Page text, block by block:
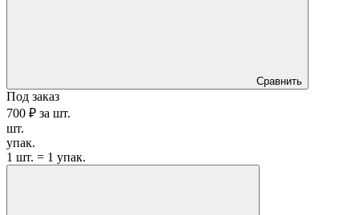
Сравнить
Под заказ
700 ₽ за шт.
шт.
упак.
1 шт. = 1 упак.